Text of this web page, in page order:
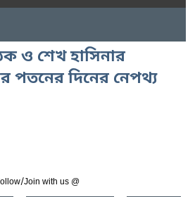
ও শেখ হাসিনার
পতনের দিনের নেপথ্য
Join with us @